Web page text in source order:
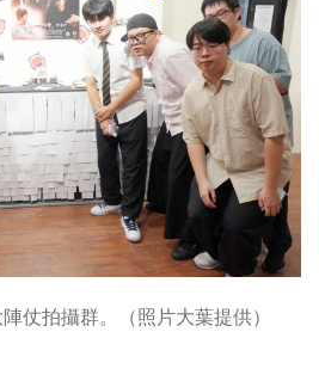
仗拍攝群。（照片大葉提供）